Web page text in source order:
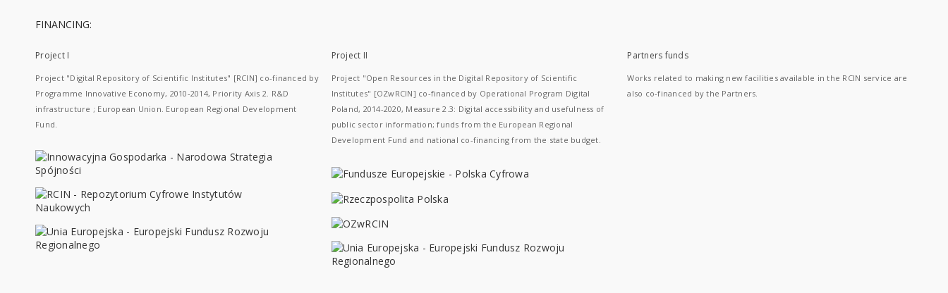
FINANCING:
Project I
Project "Digital Repository of Scientific Institutes" [RCIN] co-financed by
Programme Innovative Economy, 2010-2014, Priority Axis 2. R&D
infrastructure ; European Union. European Regional Development
Fund.
Project II
Project "Open Resources in the Digital Repository of Scientific
Institutes" [OZwRCIN] co-financed by Operational Program Digital
Poland, 2014-2020, Measure 2.3: Digital accessibility and usefulness of
public sector information; funds from the European Regional
Development Fund and national co-financing from the state budget.
Partners funds
Works related to making new facilities available in the RCIN service are
also co-financed by the Partners.